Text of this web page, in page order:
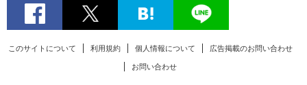
このサイトについて 利用規約 個人情報について 広告掲載のお問い合わせ
お問い合わせ